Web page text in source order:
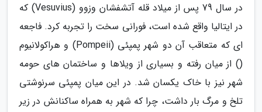
در سال 79 پس از میلاد قله آتشفشان وزوو (Vesuvius) که
در ایتالیا واقع شده است، فورانی سخت را تجربه کرد. فاجعه
ای که متعاقب آن دو شهر پمپئی (Pompeii) و هراکولانیوم
() از میان رفته و بسیاری از ویلاها و ساختمان های حومه
شهر نیز با خاک یکسان شد. در این میان پمپئی سرنوشتی
تلخ و مرگ بار داشت، چرا که شهر به همراه ساکنانش در زیر